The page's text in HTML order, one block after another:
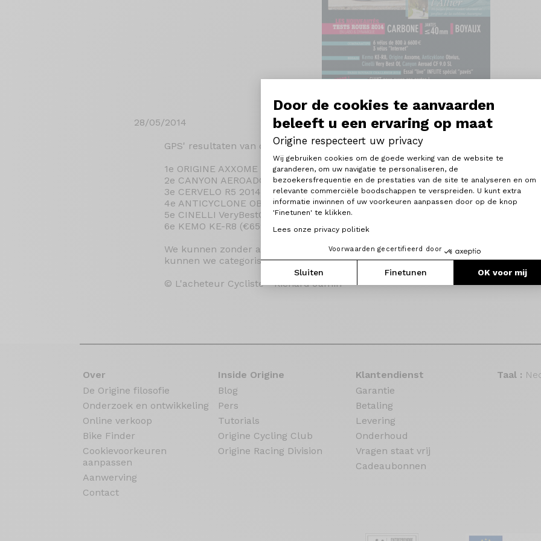
Door de cookies te aanvaarden
beleeft u een ervaring op maat
Origine respecteert uw privacy
Toestemmingsbeheerplatform:
Wij gebruiken cookies om de goede werking van de website te
garanderen, om uw navigatie te personaliseren, de
bezoekersfrequentie en de prestaties van de site te analyseren en om
relevante commerciële boodschappen te verspreiden. U kunt extra
informatie inwinnen of uw voorkeuren aanpassen door op de knop
'Finetunen' te klikken.
Lees onze privacy politiek
Voorwaarden gecertifieerd door
Sluiten Finetunen OK voor mij
Axeptio consent
28/05/2014
GPS' resultaten van de fietstesten van deze maand (afstand 13,17 km):
1e ORIGINE AXXOME XR69 (€4.385) 31:46 min.
2e CANYON AEROADCF9.SL (€4299) 32:22 min.
3e CERVELO R5 2014 (€8100) 32:56 mn
4e ANTICYCLONE OBVIUS (€4789) 33:04 mn
5e CINELLI VeryBestOf (€5798) 33:51 min.
6e KEMO KE-R8 (€6599) 34:11 min.
We kunnen zonder aarzeling zeggen dat Origine Axxome heeft bewezen de
kunnen we categorisch zijn.
© L'acheteur Cycliste - Richard Jamin
Over
De Origine filosofie
Onderzoek en ontwikkeling
Online verkoop
Bike Finder
Cookievoorkeuren
aanpassen
Aanwerving
Contact
Inside Origine
Blog
Pers
Tutorials
Origine Cycling Club
Origine Racing Division
Klantendienst
Garantie
Betaling
Levering
Onderhoud
Vragen staat vrij
Cadeaubonnen
Taal :